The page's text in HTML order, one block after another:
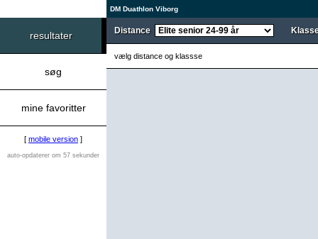
DM Duathlon Viborg
resultater
søg
mine favoritter
[ mobile version ]
auto-opdaterer om 57 sekunder
Distance
vælg distance og klassse